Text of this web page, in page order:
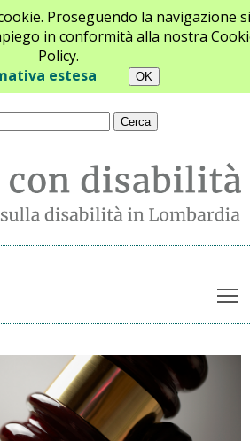
Proseguendo la navigazione si
in conformità alla nostra
Policy.
estesa
Newsletter Contatti